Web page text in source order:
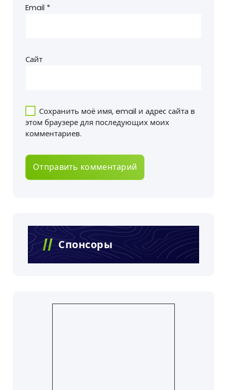
Email *
Сайт
Сохранить моё имя, email и адрес сайта в
этом браузере для последующих моих
комментариев.
Спонсоры